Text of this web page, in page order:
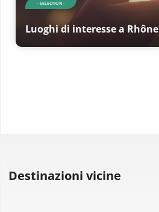
- SELECTION -
Luoghi di interesse a Rhône
Destinazioni vicine